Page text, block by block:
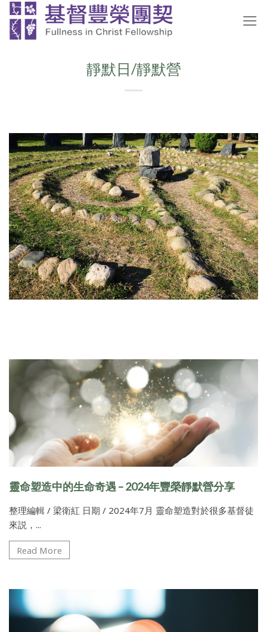
Skip
to
content
靜默日/靜默營
靈命塑造中的生命奇遇 – 2024年豐榮靜默營分享
整理編輯 / 梁衛紅 日期 / 2024年7月 靈命塑造對於很多基督徒
來説，...
Read More